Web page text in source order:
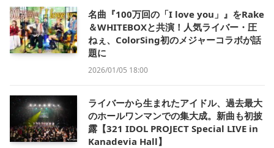
名曲『100万回の「I love you」』をRake
＆WHITEBOXと共演！人気ライバー・圧
ねぇ、ColorSing初のメジャーコラボが話
題に
2026/01/05 18:00
ライバーから生まれたアイドル、過去最大
のホールワンマンでの集大成。新曲も初披
露【321 IDOL PROJECT Special LIVE in
Kanadevia Hall】